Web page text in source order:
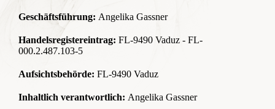
Möbel Neuheiten
Inspirierende Wanddeko
Geschäftsführung: Angelika Gassner
Handelsregistereintrag: FL-9490 Vaduz - FL-
000.2.487.103-5
Aufsichtsbehörde: FL-9490 Vaduz
Inhaltlich verantwortlich: Angelika Gassner